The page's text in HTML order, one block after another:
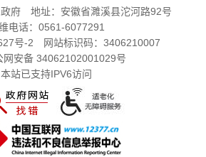
府
地址：安徽省濉溪县沱河路92号
电话：0561-6077291
号-2
网站标识码：3406210007
网安备 34062102001029号
本站已支持IPV6访问